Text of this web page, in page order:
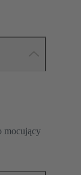
mocujący